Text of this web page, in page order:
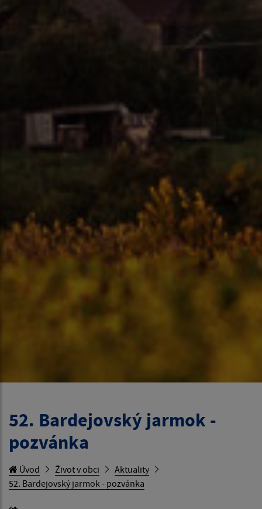
52. Bardejovský jarmok -
pozvánka
Úvod Život v obci
Aktuality
52. Bardejovský jarmok - pozvánka